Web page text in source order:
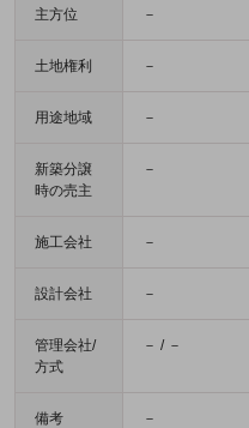
主方位 －
土地権利 －
用途地域 －
新築分譲
時の売主
－
施工会社 －
設計会社 －
管理会社/
方式
－ / －
備考 －